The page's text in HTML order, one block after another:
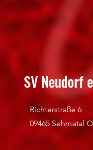
SV Neudorf
Richterstraße 6
09465 Sehmatal